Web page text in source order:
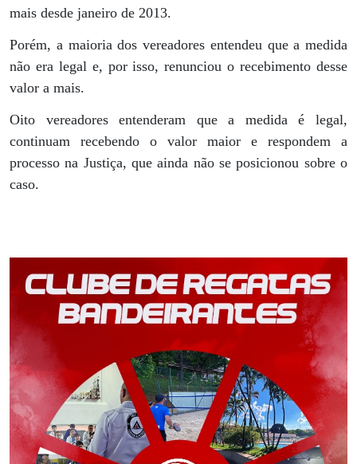
mais desde janeiro de 2013.
Porém, a maioria dos vereadores entendeu que a medida
não era legal e, por isso, renunciou o recebimento desse
valor a mais.
Oito vereadores entenderam que a medida é legal,
continuam recebendo o valor maior e respondem a
processo na Justiça, que ainda não se posicionou sobre o
caso.